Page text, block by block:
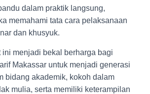
dalam praktik langsung,
memahami tata cara pelaksanaan
dan khusyuk.
ini menjadi bekal berharga bagi
Makassar untuk menjadi generasi
bidang akademik, kokoh dalam
mulia, serta memiliki keterampilan